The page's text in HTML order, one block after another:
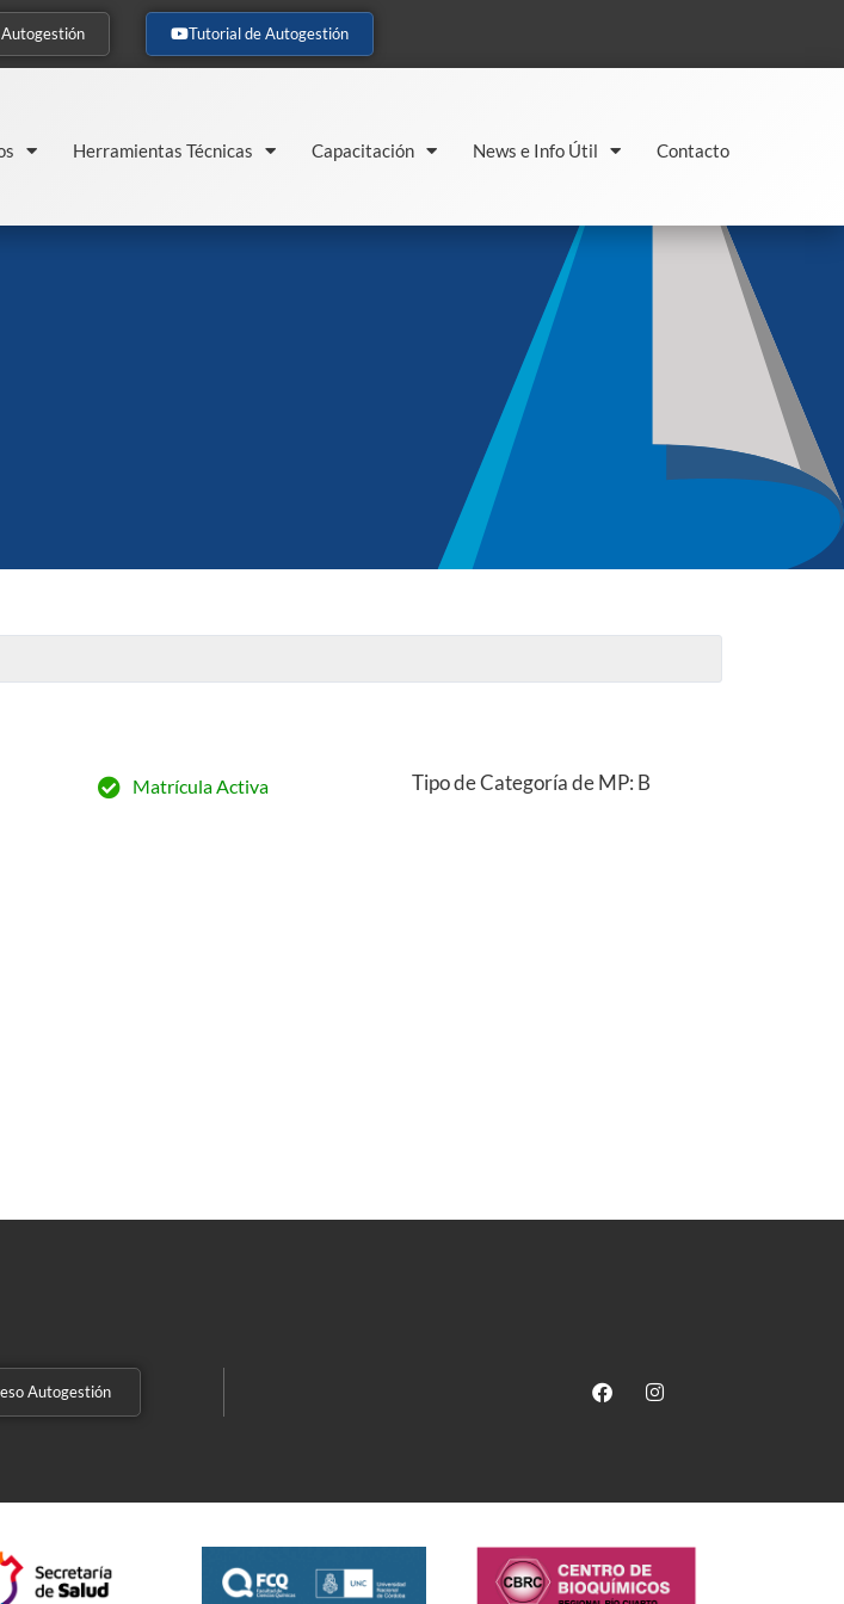
Tutorial de Autogestión
Herramientas Técnicas Capacitación News e Info Útil Contacto
Matrícula Activa Tipo de Categoría de MP: B
Autogestión